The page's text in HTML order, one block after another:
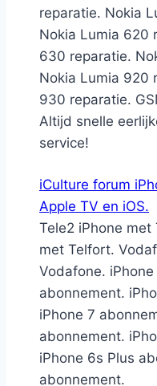
reparatie. Nokia
Nokia Lumia 620
630 reparatie.
Nokia Lumia 920
930 reparatie.
Altijd snelle
service!
iCulture forum
Apple TV en iOS.
Tele2 iPhone met
met Telfort.
Vodafone.
abonnement.
iPhone 7
abonnement.
iPhone 6s Plus
abonnement.